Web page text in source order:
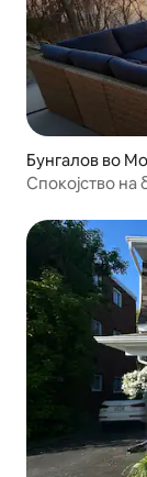
Бунгалов во
Спокојство на